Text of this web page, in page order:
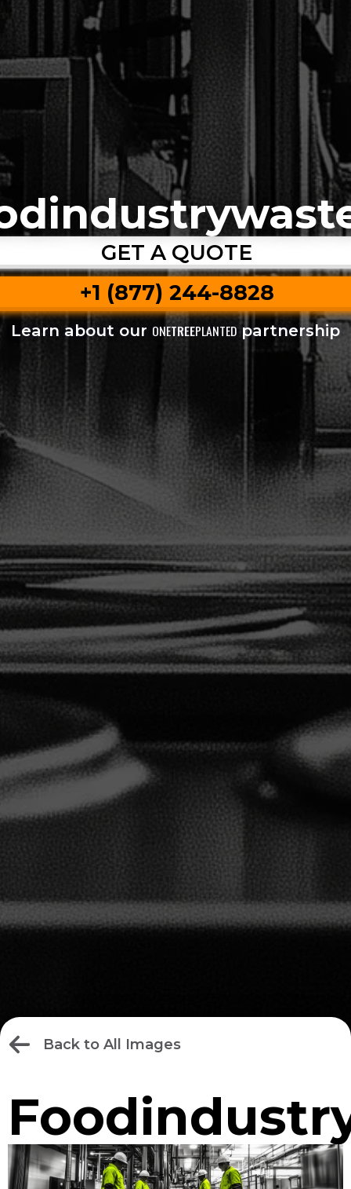
GET A QUOTE
+1 (877) 244-8828
Learn about our ONETREEPLANTED partnership
Back to All Images